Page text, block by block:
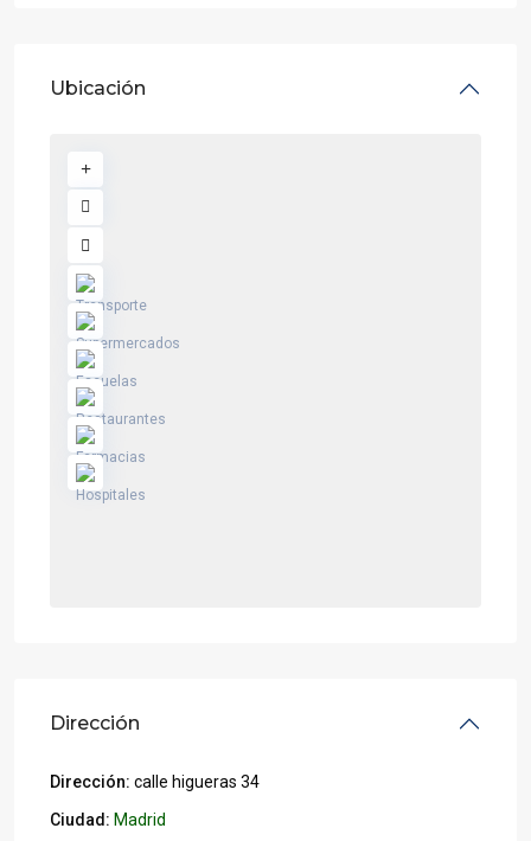
Ubicación
Dirección
Dirección: calle higueras 34
Ciudad: Madrid